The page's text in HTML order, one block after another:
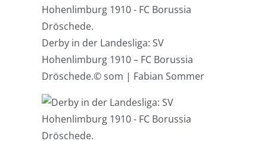
Derby in der Landesliga: SV
Hohenlimburg 1910 – FC Borussia
Dröschede.© som | Fabian Sommer